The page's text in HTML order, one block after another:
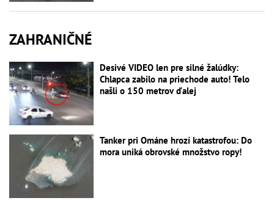
ZAHRANIČNÉ
Desivé VIDEO len pre silné žalúdky:
Chlapca zabilo na priechode auto! Telo
našli o 150 metrov ďalej
Tanker pri Ománe hrozí katastrofou: Do
mora uniká obrovské množstvo ropy!